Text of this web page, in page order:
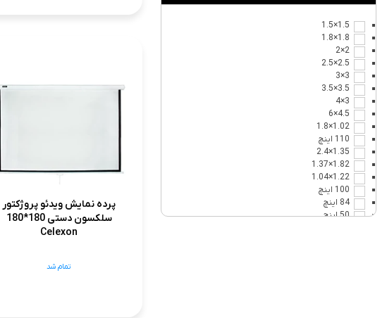
پرده نمایش ویدئو پروژکتور
سلکسون دستی 180*180
Celexon
تمام شد
1.5×1.5
1.8×1.8
2×2
2.5×2.5
3×3
3.5×3.5
3×4
4.5×6
1.02×1.8
110 اینچ
1.35×2.4
1.82×1.37
1.22×1.04
100 اینچ
84 اینچ
50 اینچ